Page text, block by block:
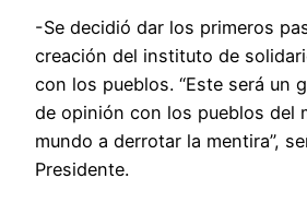
-Se decidió dar los primeros
creación del instituto de
con los pueblos. “Este será un
de opinión con los pueblos del
mundo a derrotar la mentira”,
Presidente.